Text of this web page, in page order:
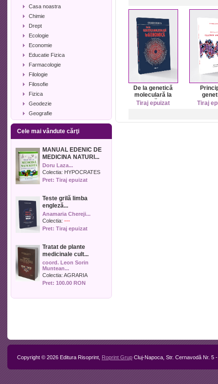
Casa noastra
Chimie
Drept
Ecologie
Economie
Educatie Fizica
Farmacologie
Filologie
Filosofie
Fizica
Geodezie
Geografie
Geologie
Industrie alimentara
Istorie
Istorie literara
Lexicologie
Management
Matematica
Media
Medicina umana
Medicina veterinara
Muzica
Pedagogie
Politica
Psihologie
Sport
Cele mai vândute cărţi
MANUAL EDENIC DE
MEDICINA NATURI...
Doru Laza...
Colectia: HYPOCRATES
Pret: Tiraj epuizat
Teste grilă limba
engleză...
Anamaria Chereji...
Colectia: ---
Pret: Tiraj epuizat
Tratat de plante
medicinale cult...
coord. Leon Sorin
Muntean...
Colectia: AGRARIA
Pret: 100.00 RON
De la genetică
moleculară la
genomică, ediţia
Tiraj epuizat Tiraj
Copyright © 2026 Editura Risoprint, Roprint Grup Cluj-Napoca, Str. Cernavodă Nr. 5